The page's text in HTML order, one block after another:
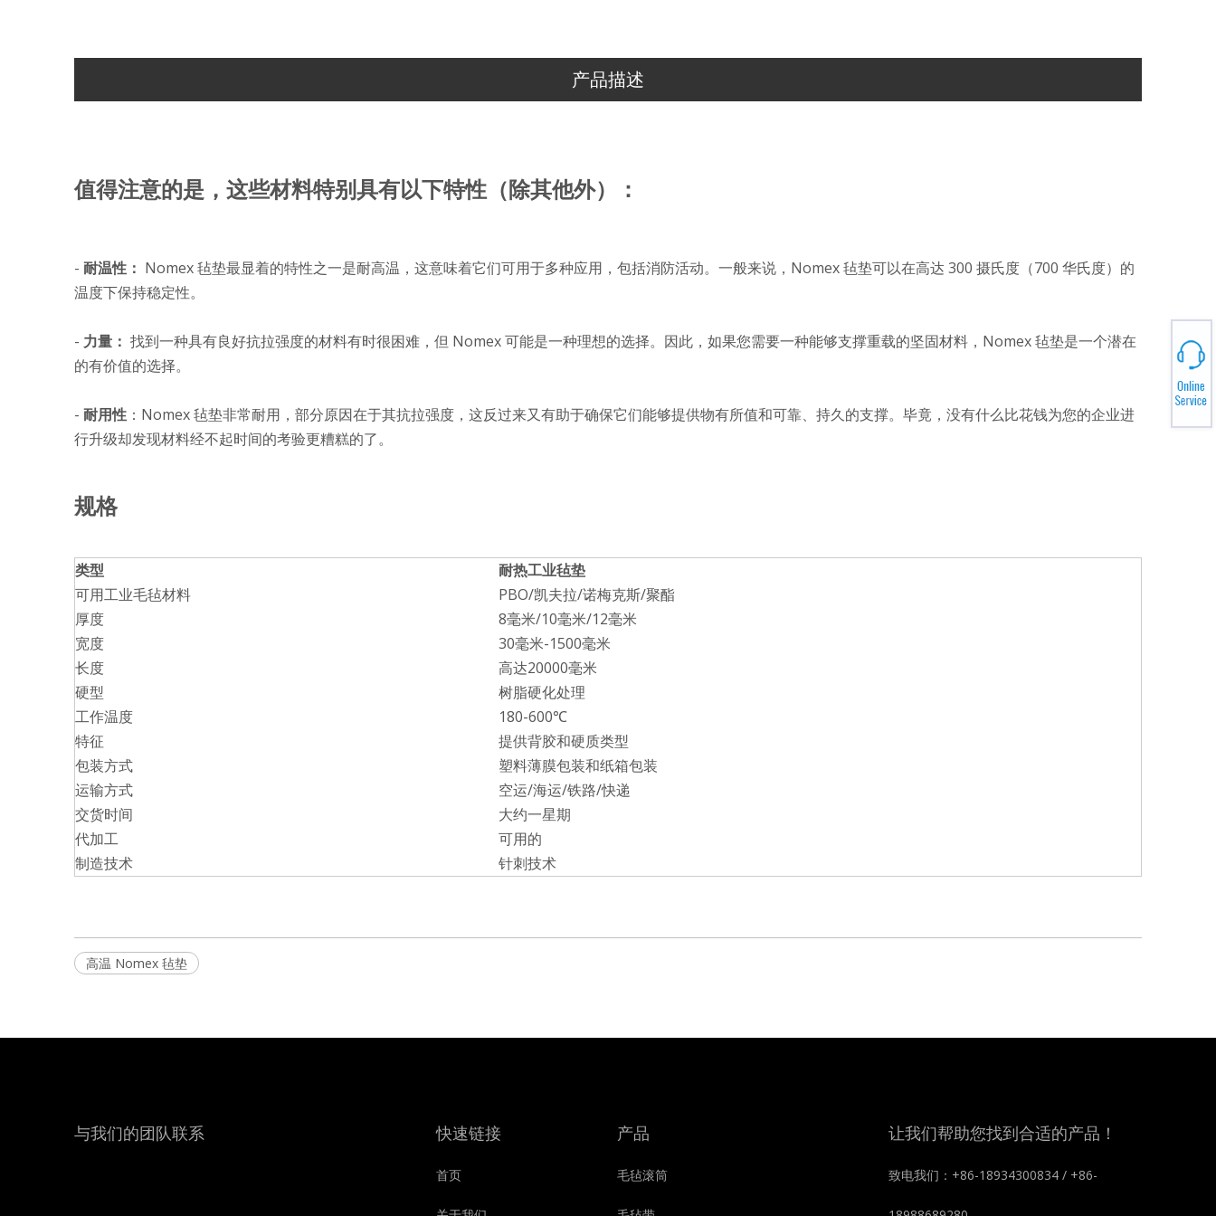
产品描述
值得注意的是，这些材料特别具有以下特性（除其他外）：
- 耐温性： Nomex 毡垫最显着的特性之一是耐高温，这意味着它们可用于多种应用，包括消防活动。一般来说，Nomex 毡垫可以在高达 300 摄氏度（700 华氏度）的
温度下保持稳定性。
- 力量： 找到一种具有良好抗拉强度的材料有时很困难，但 Nomex 可能是一种理想的选择。因此，如果您需要一种能够支撑重载的坚固材料，Nomex 毡垫是一个潜在
的有价值的选择。
- 耐用性 ：Nomex 毡垫非常耐用，部分原因在于其抗拉强度，这反过来又有助于确保它们能够提供物有所值和可靠、持久的支撑。毕竟，没有什么比花钱为您的企业进
行升级却发现材料经不起时间的考验更糟糕的了。
规格
类型
耐热工业毡垫
可用工业毛毡材料
PBO/凯夫拉/诺梅克斯/聚酯
厚度
8毫米/10毫米/12毫米
宽度
30毫米-1500毫米
长度
高达20000毫米
硬型
树脂硬化处理
工作温度
180-600℃
特征
提供背胶和硬质类型
包装方式
塑料薄膜包装和纸箱包装
运输方式
空运/海运/铁路/快递
交货时间
大约一星期
代加工
可用的
制造技术
针刺技术
高温 Nomex 毡垫
与我们的团队联系 快速链接
首页
产品
毛毡滚筒
让我们帮助您找到合适的产品！
致电我们：+86-18934300834 / +86-